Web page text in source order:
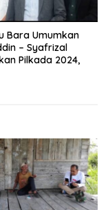
Bara Umumkan
– Syafrizal
Pilkada 2024,